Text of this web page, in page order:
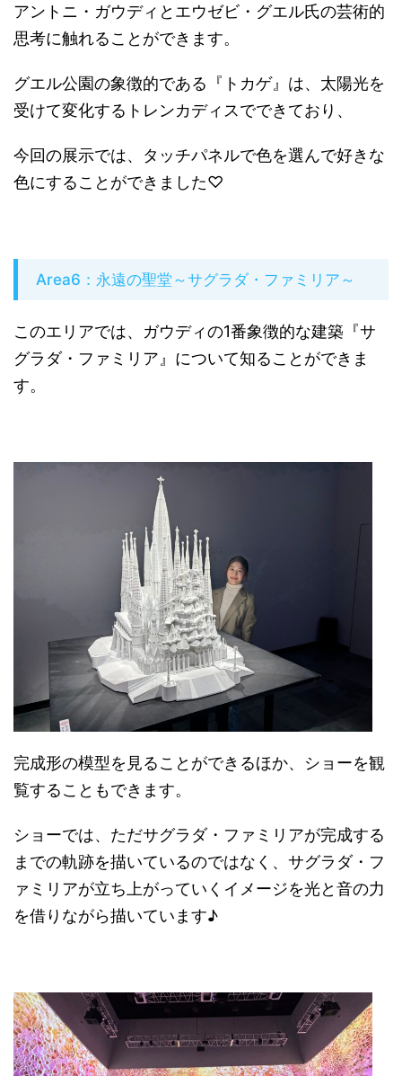
アントニ・ガウディとエウゼビ・グエル氏の芸術的
思考に触れることができます。
グエル公園の象徴的である『トカゲ』は、太陽光を
受けて変化するトレンカディスでできており、
今回の展示では、タッチパネルで色を選んで好きな
色にすることができました♡
Area6：永遠の聖堂～サグラダ・ファミリア～
このエリアでは、ガウディの1番象徴的な建築『サ
グラダ・ファミリア』について知ることができま
す。
完成形の模型を見ることができるほか、ショーを観
覧することもできます。
ショーでは、ただサグラダ・ファミリアが完成する
までの軌跡を描いているのではなく、サグラダ・フ
ァミリアが立ち上がっていくイメージを光と音の力
を借りながら描いています♪